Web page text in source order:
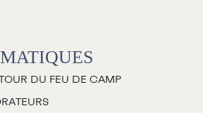
DU FEU DE CAMP